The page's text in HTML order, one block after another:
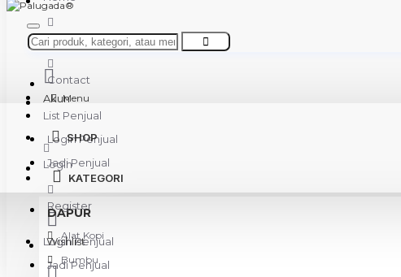
About Us
Contact
List Penjual
Login Penjual
Jadi Penjual
Akun
Wishlist
Menu
SHOP
KATEGORI
DAPUR
Alat Kopi
Bumbu
Login
Register
Login Penjual
Jadi Penjual